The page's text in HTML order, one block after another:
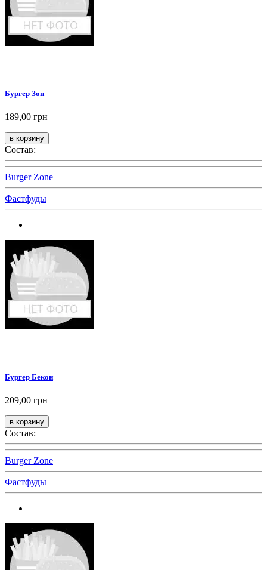
Бургер Зон
189,00 грн
Состав:
Burger Zone
Фастфуды
Бургер Бекон
209,00 грн
Состав:
Burger Zone
Фастфуды